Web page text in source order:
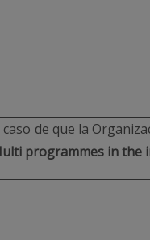
caso de que la
programmes in the